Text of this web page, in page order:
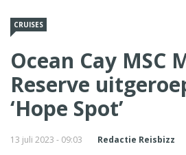
CRUISES
Ocean Cay MSC
Reserve
‘Hope Spot’
13 juli 2023 - 09:03 Redactie Reisbizz